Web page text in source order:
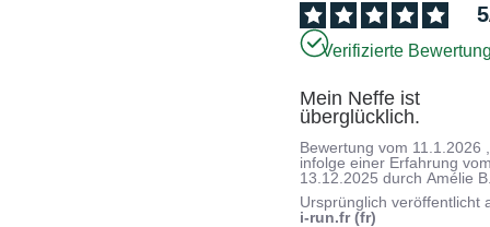
5
Verifizierte
Mein Neffe ist
überglücklich.
Bewertung vom 11.1.2026
infolge einer Erfahrung
13.12.2025 durchAmélie
Ursprünglich veröffentlicht
i-run.fr (fr)